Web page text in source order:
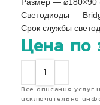
Светодиоды —
Срок службы
Цена по
Все описания услуг
исключительно